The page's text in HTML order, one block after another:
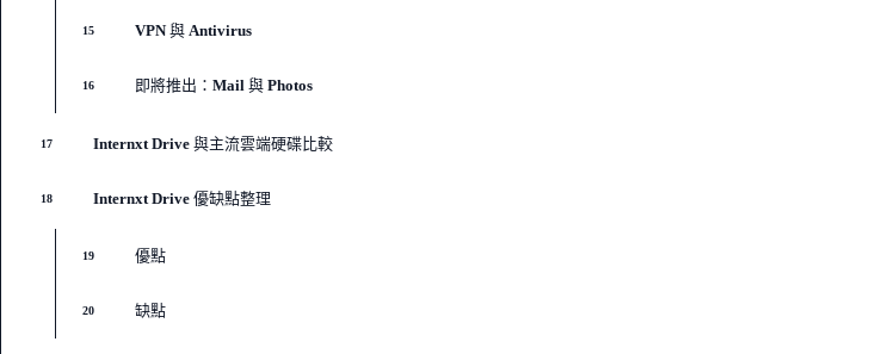
15 VPN 與 Antivirus
16 即將推出：Mail 與 Photos
17 Internxt Drive 與主流雲端硬碟比較
18 Internxt Drive 優缺點整理
19 優點
20 缺點